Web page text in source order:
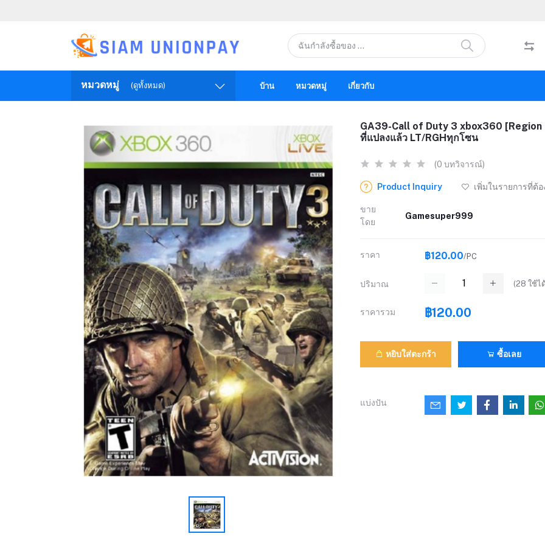
หมวดหมู่ (ดูทั้งหมด) บ้าน หมวดหมู่ เกี่ยวกับ
GA39-Call of Duty 3 xbox360 [Region
ที่แปลงแล้ว LT/RGHทุกโซน
(0 บทวิจารณ์)
Product Inquiry เพิ่มในรายการที่ต้อ
ขาย
โดย
Gamesuper999
ราคา ฿120.00/PC
ปริมาณ (28 ใช้ไ
ราคารวม ฿120.00
หยิบใส่ตะกร้า ซื้อเลย
แบ่งปัน